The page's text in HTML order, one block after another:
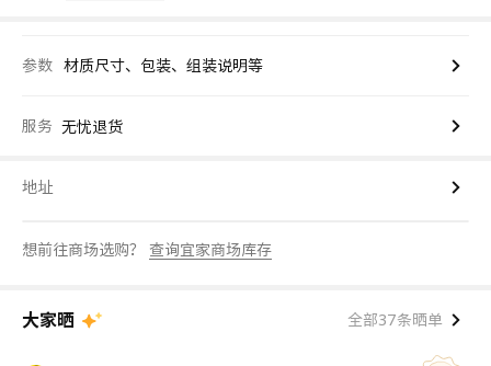
参数 材质尺寸、包装、组装说明等
服务 无忧退货
地址
想前往商场选购？ 查询宜家商场库存
大家晒 全部37条晒单